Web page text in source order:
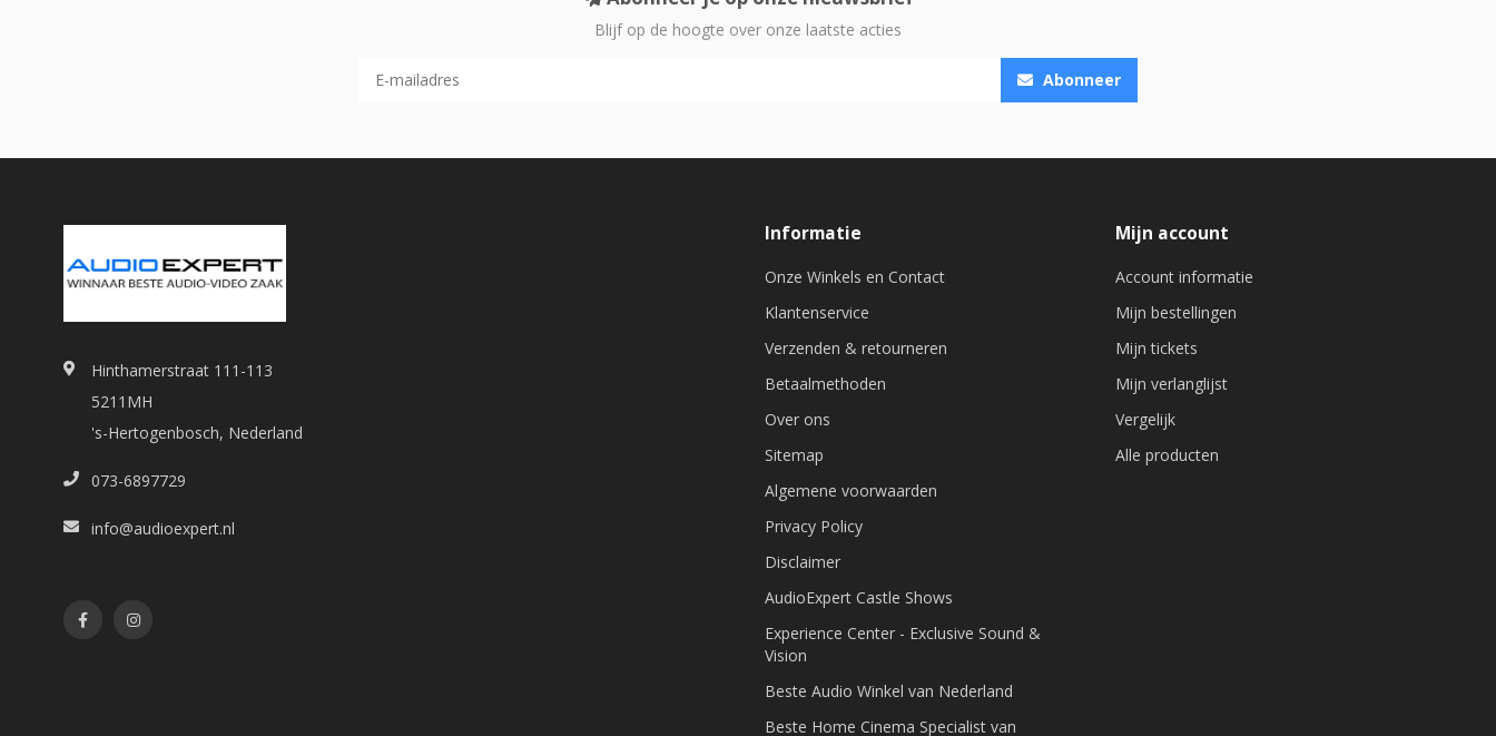
Blijf op de hoogte over onze laatste acties
Abonneer
Hinthamerstraat 111-113
5211MH
's-Hertogenbosch, Nederland
073-6897729
info@audioexpert.nl
Informatie
Onze Winkels en Contact
Klantenservice
Verzenden & retourneren
Betaalmethoden
Over ons
Sitemap
Algemene voorwaarden
Privacy Policy
Disclaimer
AudioExpert Castle Shows
Experience Center - Exclusive Sound &
Vision
Beste Audio Winkel van Nederland
Beste Home Cinema Specialist van
Mijn account
Account informatie
Mijn bestellingen
Mijn tickets
Mijn verlanglijst
Vergelijk
Alle producten